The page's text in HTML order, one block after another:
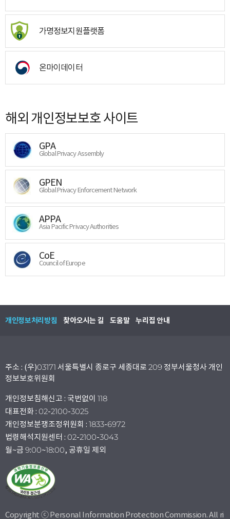
가명정보지원플랫폼
온마이데이터
해외 개인정보보호 사이트
GPA
Global Privacy Assembly
GPEN
Global Privacy Enforcement Network
APPA
Asia Pacific Privacy Authorities
CoE
Council of Europe
개인정보처리방침 찾아오시는 길 도움말 누리집 안내
주소 : (우)03171 서울특별시 종로구 세종대로 209 정부서울청사 개인
정보보호위원회
개인정보침해신고 : 국번없이 118
대표전화 : 02-2100-3025
개인정보분쟁조정위원회 : 1833-6972
법령해석지원센터 : 02-2100-3043
월~금 9:00~18:00, 공휴일 제외
Copyright ⓒ Personal Information Protection Commission. All ri